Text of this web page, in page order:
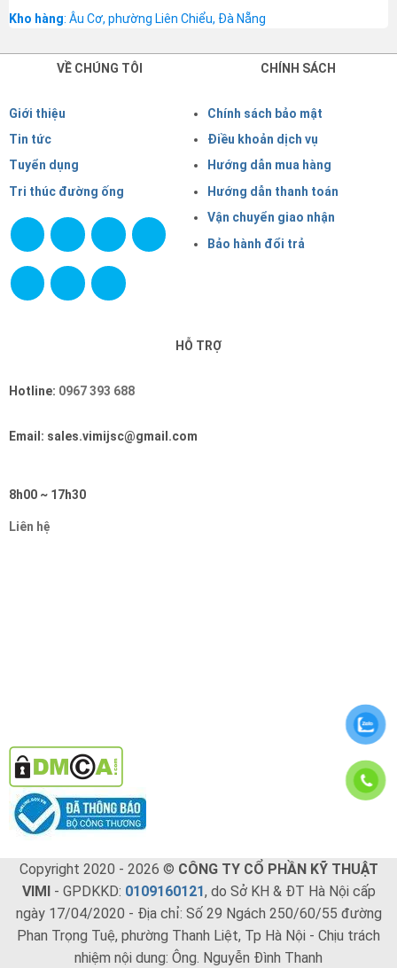
Kho hàng: Âu Cơ, phường Liên Chiểu, Đà Nẵng
VỀ CHÚNG TÔI
Giới thiệu
Tin tức
Tuyển dụng
Tri thúc đường ống
CHÍNH SÁCH
Chính sách bảo mật
Điều khoản dịch vụ
Hướng dẫn mua hàng
Hướng dẫn thanh toán
Vận chuyển giao nhận
Bảo hành đổi trả
HỖ TRỢ
Hotline: 0967 393 688
Email: sales.vimijsc@gmail.com
8h00 ~ 17h30
Liên hệ
Copyright 2020 - 2026 © CÔNG TY CỔ PHẦN KỸ THUẬT
VIMI- GPDKKD: 0109160121, do Sở KH & ĐT Hà Nội cấp
ngày 17/04/2020 - Địa chỉ: Số 29 Ngách 250/60/55 đường
Phan Trọng Tuệ, phường Thanh Liệt, Tp Hà Nội - Chịu trách
nhiệm nội dung: Ông. Nguyễn Đình Thanh